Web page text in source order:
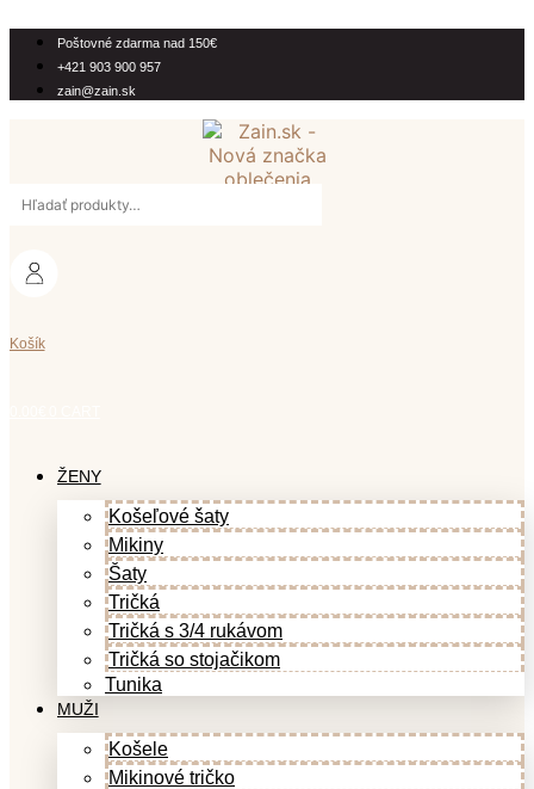
obsah
Poštovné zdarma nad 150€
+421 903 900 957
zain@zain.sk
Hľadať:
Košík
ŽENY
Košeľové šaty
Mikiny
Šaty
Tričká
Tričká s 3/4 rukávom
Tričká so stojačikom
Tunika
MUŽI
Košele
Mikinové tričko